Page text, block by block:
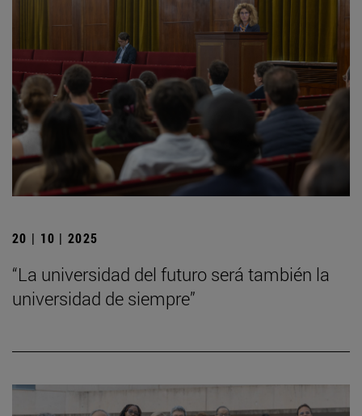
20 | 10 | 2025
“La universidad del futuro será también la
universidad de siempre”